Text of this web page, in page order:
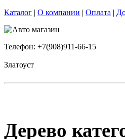
Каталог | О компании | Оплата |
Телефон: +7(908)911-66-15
Златоуст
Дерево